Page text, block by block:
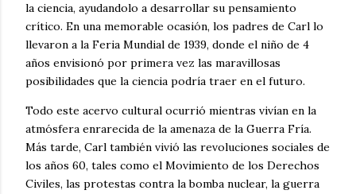
la ciencia, ayudandolo a desarrollar su pensamiento
crítico. En una memorable ocasión, los padres de Carl lo
llevaron a la Feria Mundial de 1939, donde el niño de 4
años envisionó por primera vez las maravillosas
posibilidades que la ciencia podría traer en el futuro.
Todo este acervo cultural ocurrió mientras vivían en la
atmósfera enrarecida de la amenaza de la Guerra Fría.
Más tarde, Carl también vivió las revoluciones sociales de
los años 60, tales como el Movimiento de los Derechos
Civiles, las protestas contra la bomba nuclear, la guerra